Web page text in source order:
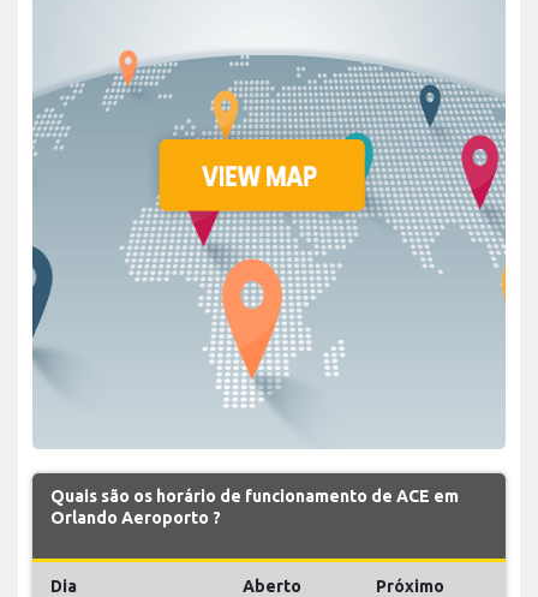
Quais são os horário de funcionamento de ACE em
Orlando Aeroporto ?
Dia Aberto Próximo